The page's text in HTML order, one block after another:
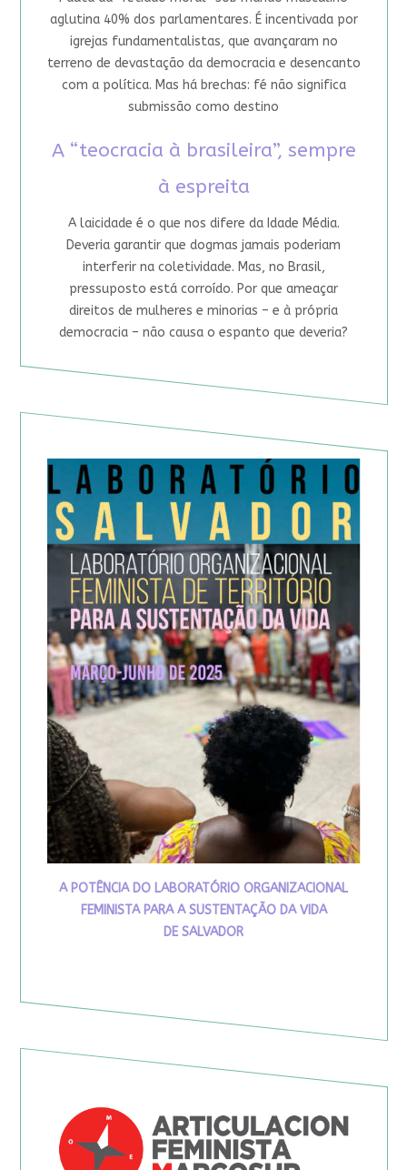
aglutina 40% dos parlamentares. É incentivada por
igrejas fundamentalistas, que avançaram no
terreno de devastação da democracia e desencanto
com a política. Mas há brechas: fé não significa
submissão como destino
A “teocracia à brasileira”, sempre
à espreita
A laicidade é o que nos difere da Idade Média.
Deveria garantir que dogmas jamais poderiam
interferir na coletividade. Mas, no Brasil,
pressuposto está corroído. Por que ameaçar
direitos de mulheres e minorias – e à própria
democracia – não causa o espanto que deveria?
A POTÊNCIA DO LABORATÓRIO ORGANIZACIONAL
FEMINISTA PARA A SUSTENTAÇÃO DA VIDA
DE SALVADOR